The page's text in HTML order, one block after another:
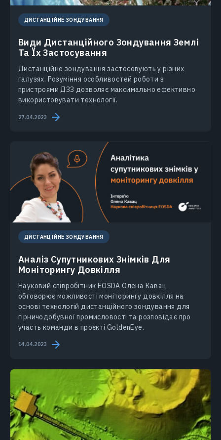
ДИСТАНЦІЙНЕ ЗОНДУВАННЯ
Види Дистанційного Зондування Землі
Та Їх Застосування
Дистанційне зондування застосовують у різних
галузях. Розуміння особливостей роботи з
пристроями ДЗЗ дозволяє максимально ефективно
використовувати технології.
27.04.2023
ДИСТАНЦІЙНЕ ЗОНДУВАННЯ
Аналіз Супутникових Знімків Для
Моніторингу Довкілля
Науковий співробітник EOSDA Олена Кавац
обговорює можливості моніторингу довкілля на
основі технологій дистанційного зондування для
гірничодобувної промисловості та розповідає про
участь команди в проєкті GoldenEye.
14.04.2023